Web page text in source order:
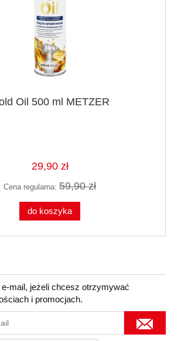
Oil 500 ml METZER
29,90 zł
Cena regularna: 59,90 zł
do koszyka
mail, jeżeli chcesz otrzymywać
i promocjach.